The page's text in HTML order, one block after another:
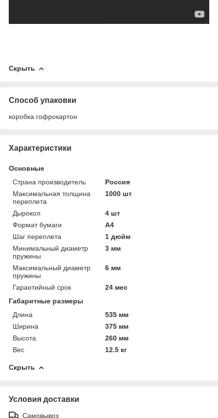
Скрыть
Способ упаковки
коробка гофрокартон
Характеристики
Основные
Страна производитель
Россия
Максимальная толщина
переплета
1000 шт
Дырокол
4 шт
Формат бумаги
А4
Шаг переплета
1 дюйм
Минимальный диаметр
пружины
3 мм
Максимальный диаметр
пружины
6 мм
Гарантийный срок
24 мес
Габаритные размеры
Длина
535 мм
Ширина
375 мм
Высота
260 мм
Вес
12.5 кг
Скрыть
Условия доставки
Самовывоз